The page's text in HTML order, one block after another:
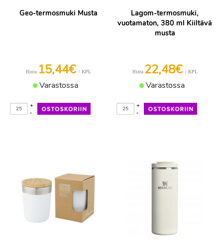
Geo-termosmuki Musta
Hinta 15,44€ / KPL
Varastossa
-
+
Lagom-termosmuki,
vuotamaton, 380 ml Kiiltävä
musta
Hinta 22,48€ / KPL
Varastossa
-
+